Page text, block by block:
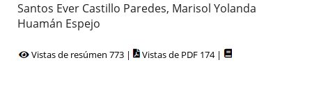
Santos Ever Castillo Paredes, Marisol Yolanda
Huamán Espejo
Vistas de resúmen 773 | Vistas de PDF 174 |